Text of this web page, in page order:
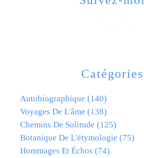
Catégories
Autobiographique (140)
Voyages De L'âme (138)
Chemins De Solitude (125)
Botanique De L'étymologie (75)
Hommages Et Échos (74)